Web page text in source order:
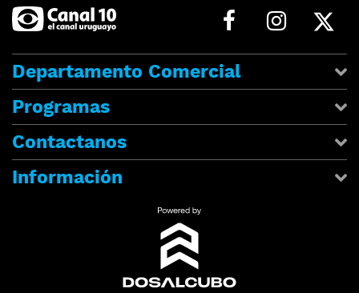
Departamento Comercial
Programas
Contactanos
Información